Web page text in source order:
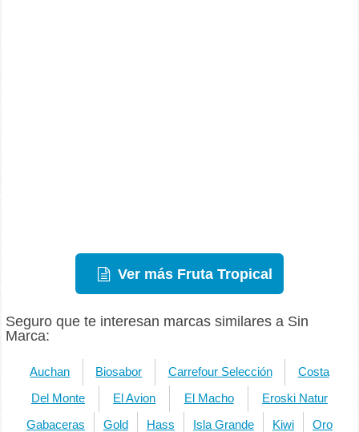
Ver más Fruta Tropical
Seguro que te interesan marcas similares a Sin
Marca:
Auchan Biosabor Carrefour Selección Costa
Del Monte El Avion El Macho Eroski Natur
Gabaceras Gold Hass Isla Grande Kiwi Oro